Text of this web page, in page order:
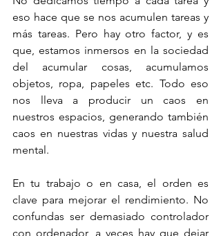
eso hace que se nos acumulen tareas y
más tareas. Pero hay otro factor, y es
que, estamos inmersos en la sociedad
del acumular cosas, acumulamos
objetos, ropa, papeles etc. Todo eso
nos lleva a producir un caos en
nuestros espacios, generando también
caos en nuestras vidas y nuestra salud
mental.
En tu trabajo o en casa, el orden es
clave para mejorar el rendimiento. No
confundas ser demasiado controlador
con ordenador, a veces hay que dejar